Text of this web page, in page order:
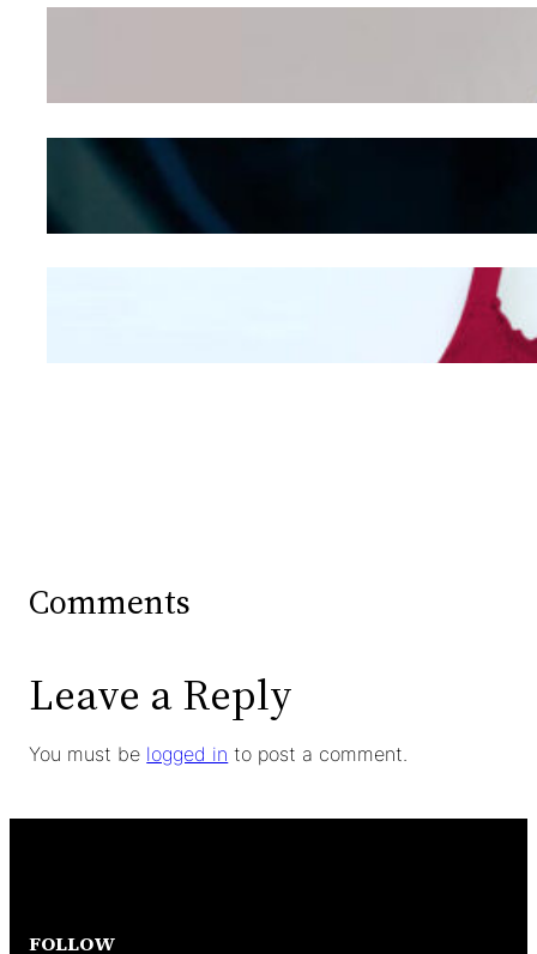
Wanita Pamer Pakaian
Kepribadian
Mengintip Kepribadian
Wanita Dari Warna Bra
Comments
Leave a Reply
You must be logged in to post a comment.
FOLLOW